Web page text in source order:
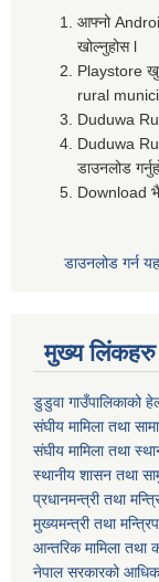
आफ्नो
खोल्नुहोस l
Playstore
rural
Duduwa
Duduwa
डाउनलोड
Download
डाउनलोड गर्न
मुख्य लिंकहरु
डुडुवा गाउँपालिकाको
संघीय मामिला तथा
संघीय मामिला तथा
स्थानीय शासन तथा
प्रधानमन्त्री तथा
मुख्यमन्त्री तथा
आन्तरिक मामिला
नेपाल सरकारको